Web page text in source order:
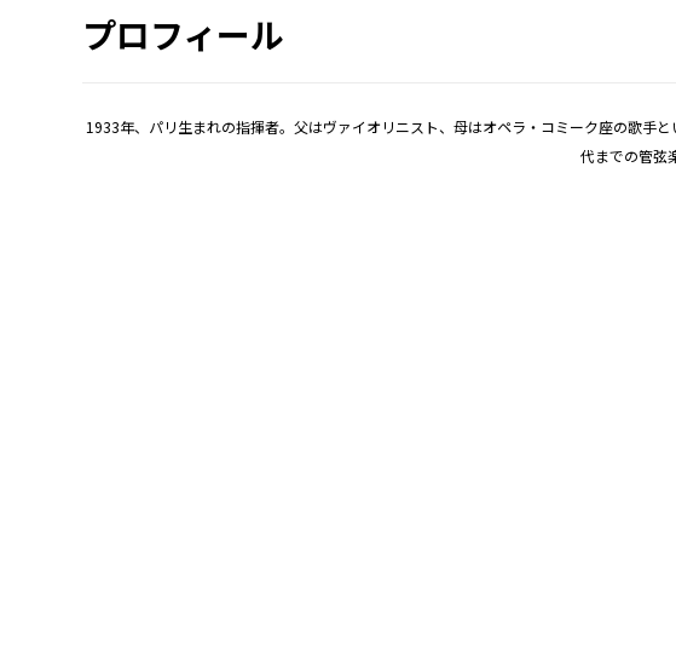
プロフィール
1933年、パリ生まれの指揮者。父はヴァイオリニスト、母はオペラ・コミーク座の歌手
代までの管弦